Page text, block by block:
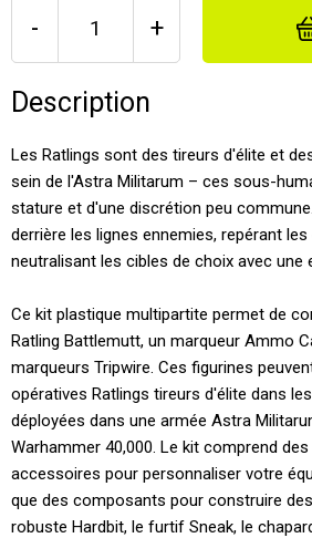
- +
Description
Les Ratlings sont des tireurs d'élite et
sein de l'Astra Militarum – ces sous-
stature et d'une discrétion peu
derrière les lignes ennemies, repérant
neutralisant les cibles de choix avec une
Ce kit plastique multipartite permet de
Ratling Battlemutt, un marqueur Ammo
marqueurs Tripwire. Ces figurines
opératives Ratlings tireurs d'élite dans
déployées dans une armée Astra
Warhammer 40,000. Le kit comprend
accessoires pour personnaliser votre
que des composants pour construire
robuste Hardbit, le furtif Sneak, le